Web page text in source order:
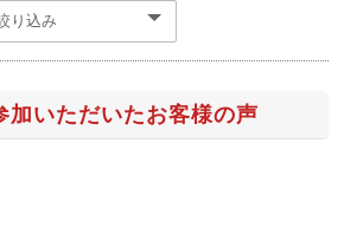
加いただいたお客様の声